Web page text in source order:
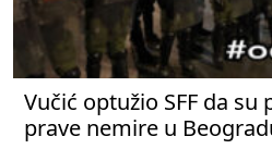
Vučić optužio SFF da
prave nemire u